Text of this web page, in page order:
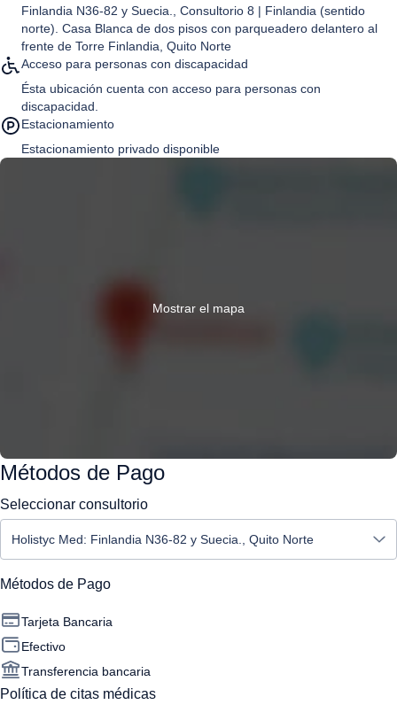
Finlandia N36-82 y Suecia., Consultorio 8 | Finlandia (sentido
norte). Casa Blanca de dos pisos con parqueadero delantero al
frente de Torre Finlandia, Quito Norte
Acceso para personas con discapacidad
Ésta ubicación cuenta con acceso para personas con
discapacidad.
Estacionamiento
Estacionamiento privado disponible
Mostrar el mapa
Métodos de Pago
Seleccionar consultorio
Métodos de Pago
Tarjeta Bancaria
Efectivo
Transferencia bancaria
Política de citas médicas